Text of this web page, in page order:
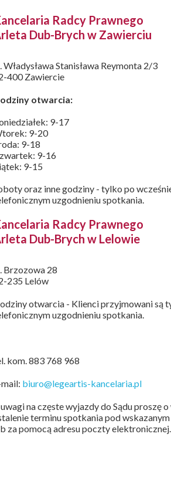
Radcy Prawnego
Dub-Brych w Zawierciu
Władysława Stanisława Reymonta 2/3
400 Zawiercie
otwarcia:
9-17
9-20
9-18
9-16
9-15
oraz inne godziny - tylko po
uzgodnieniu spotkania.
Radcy Prawnego
Dub-Brych w Lelowie
Brzozowa 28
235 Lelów
otwarcia - Klienci przyjmowani są
uzgodnieniu spotkania.
kom. 883 768 968
biuro@legeartis-kancelaria.pl
na częste wyjazdy do Sądu proszę
terminu spotkania pod
za pomocą adresu poczty elektronicznej.